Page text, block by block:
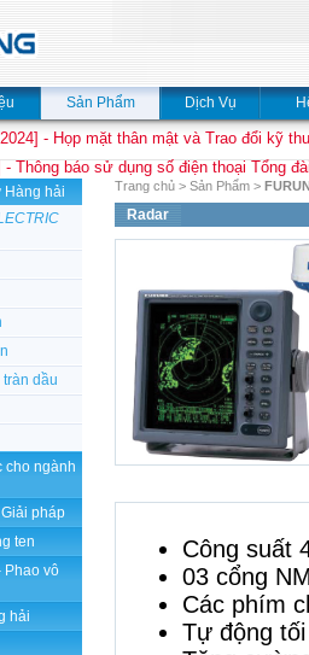
Sản Phẩm Dịch Vụ
2024] - Họp mặt thân mật và Trao đổi kỹ
- Thông báo sử dụng số điện thoại Tổng
Hàng hải
dầu
cho ngành
pháp
ten
Phao vô
hải
Trang chủ > Sản Phẩm >
Radar
Công suất
03 cổng
Các phím
Tự động